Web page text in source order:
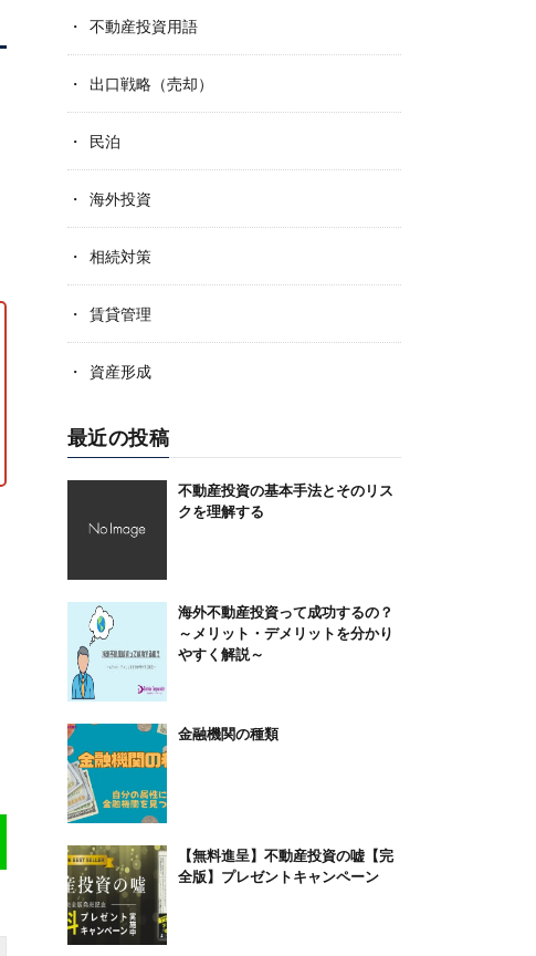
不動産投資用語
出口戦略（売却）
民泊
海外投資
相続対策
賃貸管理
資産形成
最近の投稿
不動産投資の基本手法とそのリス
クを理解する
海外不動産投資って成功するの？
～メリット・デメリットを分かり
やすく解説～
金融機関の種類
【無料進呈】不動産投資の嘘【完
全版】プレゼントキャンペーン